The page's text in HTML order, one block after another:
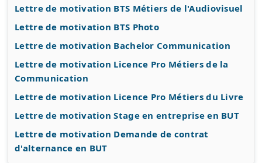
Lettre de motivation BTS Métiers de l'Audiovisuel
Lettre de motivation BTS Photo
Lettre de motivation Bachelor Communication
Lettre de motivation Licence Pro Métiers de la
Communication
Lettre de motivation Licence Pro Métiers du Livre
Lettre de motivation Stage en entreprise en BUT
Lettre de motivation Demande de contrat
d'alternance en BUT